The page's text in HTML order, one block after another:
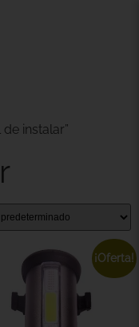
instalar”
¡Oferta!